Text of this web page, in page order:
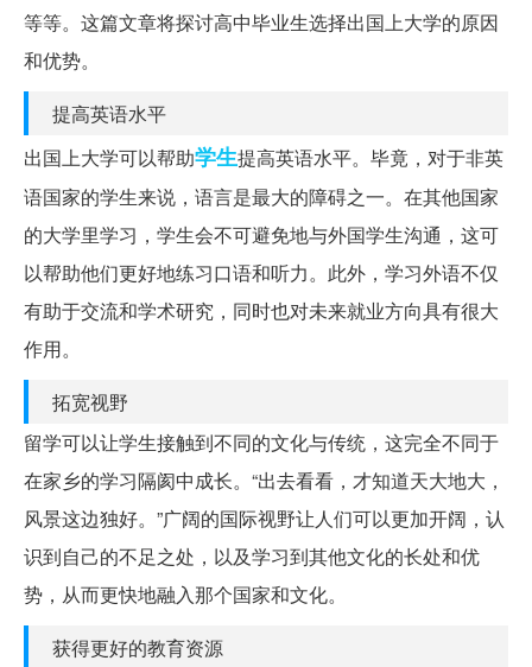
等等。这篇文章将探讨高中毕业生选择出国上大学的原因
和优势。
提高英语水平
出国上大学可以帮助学生提高英语水平。毕竟，对于非英
语国家的学生来说，语言是最大的障碍之一。在其他国家
的大学里学习，学生会不可避免地与外国学生沟通，这可
以帮助他们更好地练习口语和听力。此外，学习外语不仅
有助于交流和学术研究，同时也对未来就业方向具有很大
作用。
拓宽视野
留学可以让学生接触到不同的文化与传统，这完全不同于
在家乡的学习隔阂中成长。“出去看看，才知道天大地大，
风景这边独好。”广阔的国际视野让人们可以更加开阔，认
识到自己的不足之处，以及学习到其他文化的长处和优
势，从而更快地融入那个国家和文化。
获得更好的教育资源